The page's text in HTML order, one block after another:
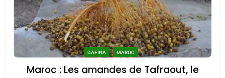
DAFINA MAROC
Maroc : Les amandes de Tafraout, le